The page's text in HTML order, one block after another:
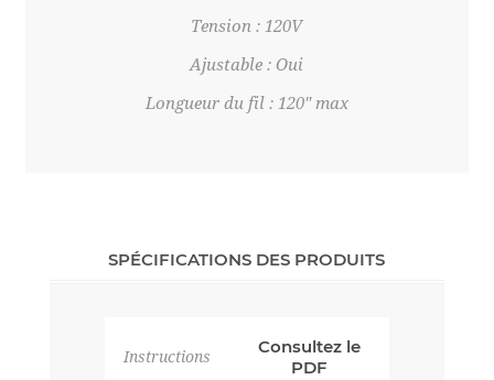
Tension : 120V
Ajustable : Oui
Longueur du fil : 120" max
SPÉCIFICATIONS DES PRODUITS
Instructions
Consultez le
PDF